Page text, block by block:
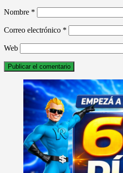
Nombre *
Correo electrónico *
Web